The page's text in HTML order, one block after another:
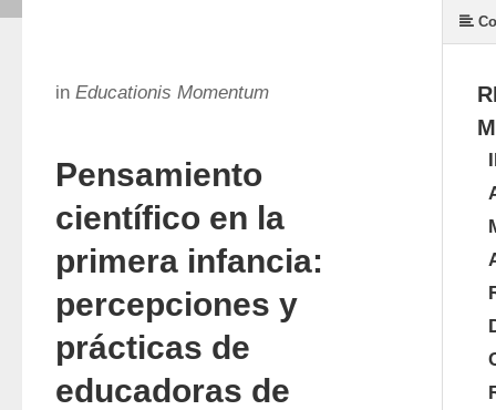
in Educationis Momentum
Pensamiento
científico en la
primera infancia:
percepciones y
prácticas de
educadoras de